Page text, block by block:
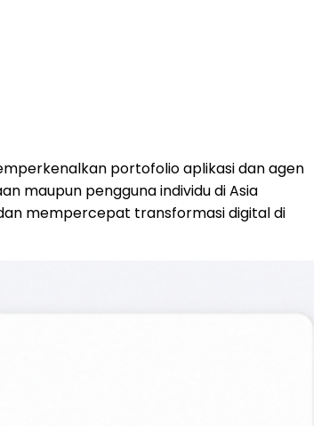
portofolio aplikasi dan agen
maupun pengguna individu di Asia
mempercepat transformasi digital di